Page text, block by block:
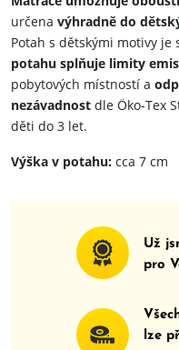
určena výhradně do
Potah s dětskými motivy
potahu splňuje limity
pobytových místností a
nezávadnost dle Öko-Tex
děti do 3 let.
Výška v potahu: cca 7 cm
Už
pro
lze